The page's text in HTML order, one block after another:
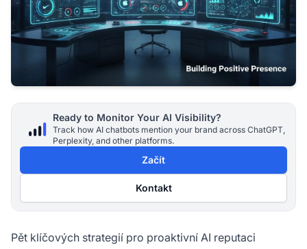
Ready to Monitor Your AI Visibility?
Track how AI chatbots mention your brand across ChatGPT,
Perplexity, and other platforms.
Začít
Kontakt
Pět klíčových strategií pro proaktivní AI reputaci